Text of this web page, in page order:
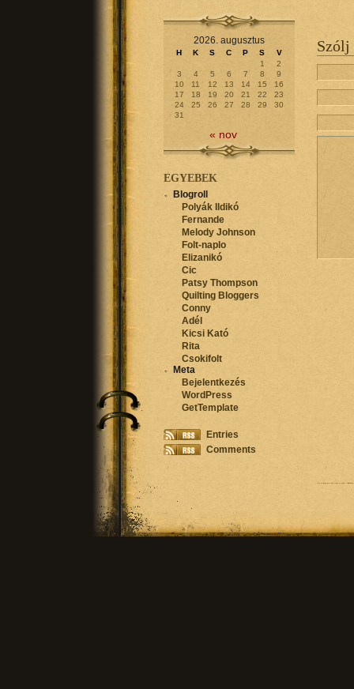
Szólj
2026. augusztus
H K S C P S
V
1
2
3
4 5 6 7 8
9
10
11 12 13 14 15
16
17
18 19 20 21 22
23
24
25 26 27 28 29
30
31
« nov
EGYEBEK
Blogroll
Polyák Ildikó
Fernande
Melody Johnson
Folt-naplo
Elizanikó
Cic
Patsy Thompson
Quilting Bloggers
Conny
Adél
Kicsi Kató
Rita
Csokifolt
Meta
Bejelentkezés
WordPress
GetTemplate
Entries
Comments